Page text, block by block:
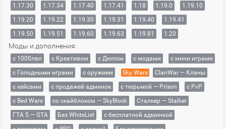
1.17.30
1.17.34 1.17.40 1.17.41 1.18 1.19.0
1.19.10
1.19.20
1.19.22 1.19.30 1.19.31 1.19.40
1.19.41
1.19.50
1.19.51 1.19.60 1.19.63 1.19.81 1.20
Моды и дополнения:
с 1000лвл c Креативом с Дюпом с модами
с мини играми
с Голодными играми
с оружием Sky Wars
ClanWar — Кланы
с кейсами
с продажей админок с тюрьмой — Prison
с PvP
с Bed Wars
со скайблоком — SkyBlock
Сталкер — Stalker
ГТА 5 — GTA
Без WhiteList
с бесплатной админкой